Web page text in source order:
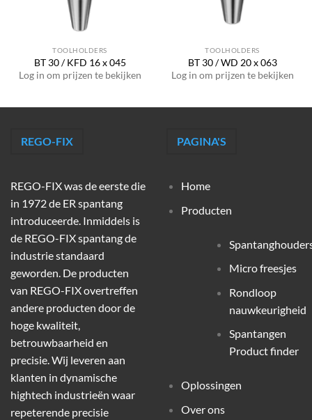
TOOLHOLDERS
BT 30 / KFD 16 x 045
Log in om prijzen te bekijken
TOOLHOLDERS
BT 30 / WD 20 x 063
Log in om prijzen te bekijken
REGO-FIX
REGO-FIX was de eerste die
in 1972 de ER spantang
introduceerde. Inmiddels is
de REGO-FIX spantang de
industrie standaard
geworden. De producten
van REGO-FIX overtreffen
andere producten door de
hoge kwaliteit,
betrouwbaarheid en
precisie. Wij leveren aan
klanten in dynamische
hightech industrieën waar
repeterende precisie
PAGINA'S
Home
Producten
Micro freesjes
Rondloop
nauwkeurigheid
Spantangen
Product finder
Oplossingen
Over ons